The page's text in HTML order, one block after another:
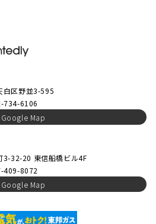
白区野並3-595
734-6106
Google Map
3-32-20 東信船橋ビル4F
409-8072
Google Map